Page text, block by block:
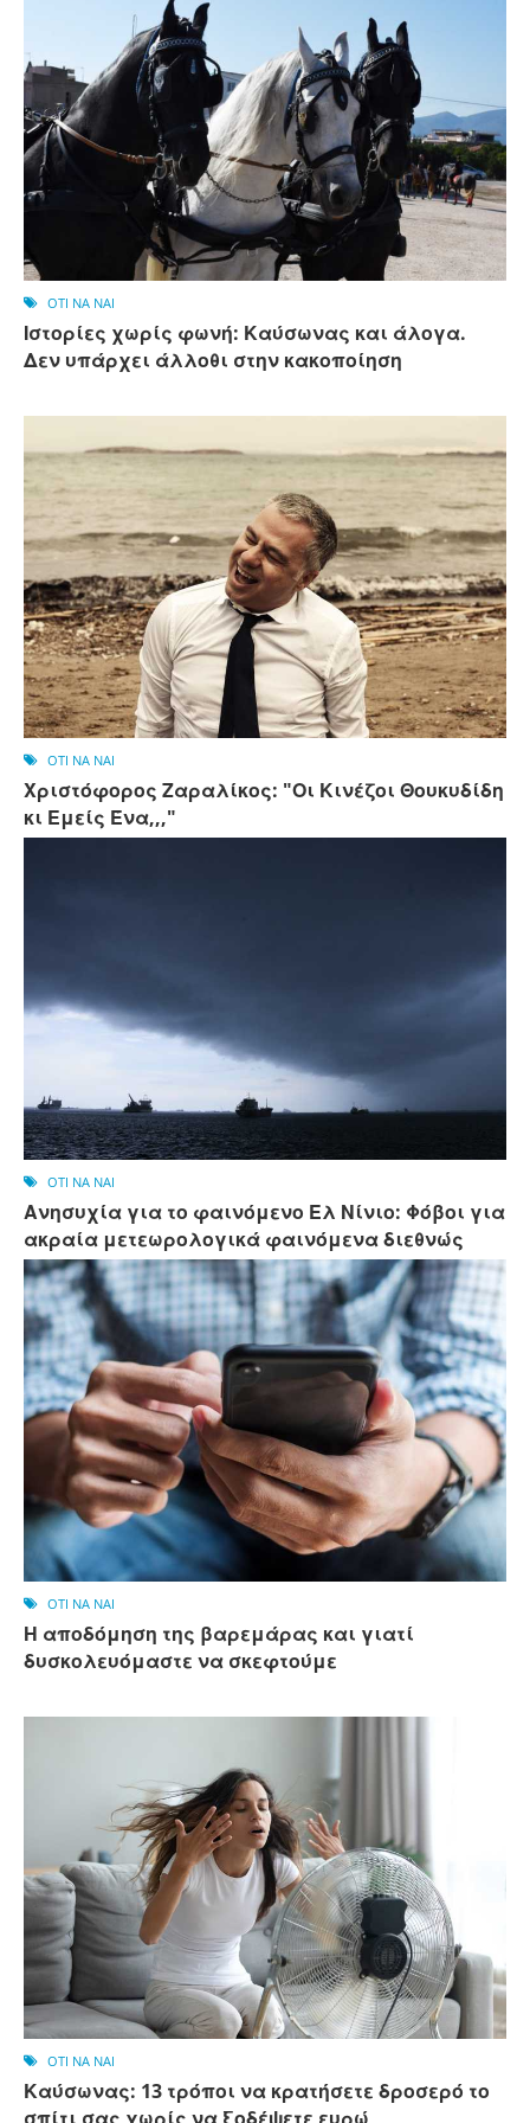
OTI NA NAI
Ιστορίες χωρίς φωνή: Καύσωνας και άλογα.
Δεν υπάρχει άλλοθι στην κακοποίηση
OTI NA NAI
Χριστόφορος Ζαραλίκος: "Οι Κινέζοι Θουκυδίδη
κι Εμείς Ένα,,,"
OTI NA NAI
Ανησυχία για το φαινόμενο Ελ Νίνιο: Φόβοι για
ακραία μετεωρολογικά φαινόμενα διεθνώς
OTI NA NAI
Η αποδόμηση της βαρεμάρας και γιατί
δυσκολευόμαστε να σκεφτούμε
OTI NA NAI
Καύσωνας: 13 τρόποι να κρατήσετε δροσερό το